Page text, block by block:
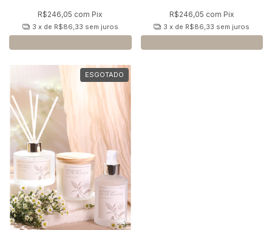
R$246,05 com Pix
3 x de R$86,33 sem juros
R$246,05 com Pix
3 x de R$86,33 sem juros
ESGOTADO